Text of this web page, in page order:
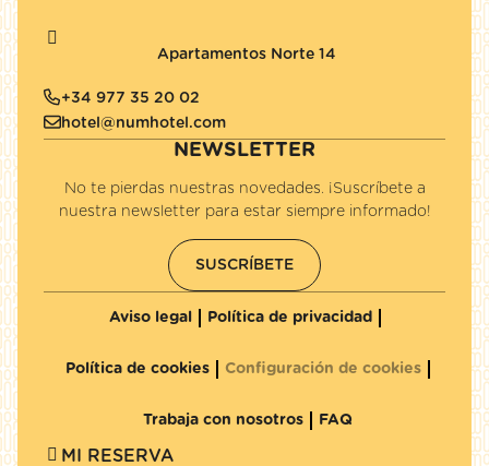
Apartamentos Norte 14
+34 977 35 20 02
hotel@numhotel.com
NEWSLETTER
No te pierdas nuestras novedades. ¡Suscríbete a
nuestra newsletter para estar siempre informado!
SUSCRÍBETE
Aviso legal Política de privacidad
Política de cookies Configuración de cookies
Trabaja con nosotros FAQ
MI RESERVA